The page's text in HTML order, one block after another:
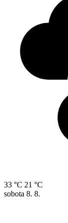
33 °C 21 °C
sobota 8. 8.